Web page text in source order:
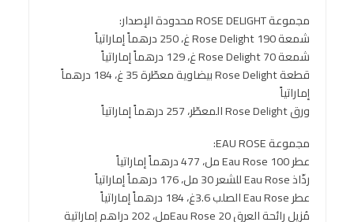
مجموعة ROSE DELIGHT محدودة الإصدار:
شمعة Rose Delight 190 غ، 250 درهماً إماراتياً
شمعة Rose Delight 70 غ، 129 درهماً إماراتياً
قطعة Rose Delight بيضاوية معطّرة 35 غ، 184 درهماً
إماراتياً
ورق Rose Delight المعطّر، 257 درهماً إماراتياً
مجموعة EAU ROSE:
عطر Eau Rose 100 مل، 477 درهماً إماراتياً
رذّاذ Eau Rose للشعر 30 مل، 176 درهماً إماراتياً
عطر Eau Rose الصلب 3.6غ، 184 درهماً إماراتياً
مُزيل رائحة العرق Eau Rose 20مل، 202 دراهم إماراتية